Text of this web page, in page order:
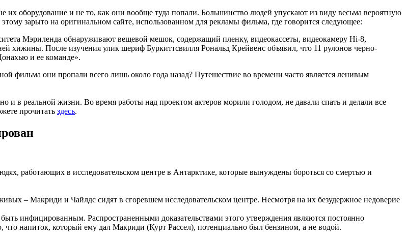
их оборудование и не то, как они вообще туда попали. Большинство людей упускают из виду весьма вероятную
зарыто на оригинальном сайте, использованном для рекламы фильма, где говорится следующее:
Мэриленда обнаруживают вещевой мешок, содержащий пленку, видеокассеты, видеокамеру Hi-8,
хижины. После изучения улик шериф Буркиттсвилля Рональд Крейвенс объявил, что 11 рулонов черно-
и ее команде».
фильма они пропали всего лишь около года назад? Путешествие во времени часто является ленивым
и в реальной жизни. Во время работы над проектом актеров морили голодом, не давали спать и делали все
прочитать здесь.
работающих в исследовательском центре в Антарктике, которые вынуждены бороться со смертью и
– Макриди и Чайлдс сидят в сгоревшем исследовательском центре. Несмотря на их безудержное недоверие
инфицированным. Распространенными доказательствами этого утверждения являются постоянно
напиток, который ему дал Макриди (Курт Рассел), потенциально был бензином, а не водой.